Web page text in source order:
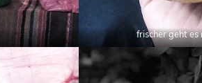
frischer geht es